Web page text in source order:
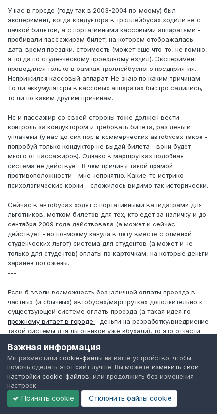
У нас в городе (году так в 2003-2004 по-моему) был
эксперимент, когда кондуктора в троллейбусах ходили не с
пачкой билетов, а с портативными кассовыми аппаратами -
пробивали пассажирам билет, на котором отображалась
дата-время поездки, стоимость (может еще что-то, не помню,
я тогда по студенческому проездному ездил). Эксперимент
проводился только в рамках троллейбусного предприятия.
Неприжился кассовый аппарат. Не знаю по каким причинам.
То ли аккумуляторы в кассовых аппаратах быстро садились,
то ли по каким другим причинам.
Но и пассажир со своей стороны тоже должен вести
контроль за кондуктором и требовать билета, раз деньги
уплачены (у нас до сих пор в коммерческих автобусах такое -
попробуй только кондуктор не выдай билета - вони будет
много от пассажиров). Однако в маршрутках подобная
система не действует. В чем причины такой прямой
противоположности - мне непонятно. Какие-то истрико-
психологические корни - сложилось видимо так исторически.
Сейчас в автобусах ходят с портативными валидатрами для
льготников, мотком билетов для тех, кто едет за наличку и до
сентября 2009 года действовала (а может и сейчас
действует - но по-моему канула в лету вместе с отменой
студенческих льгот) система для студентов (а может и не
только для студентов) оплаты по карточкам, на которые деньги
заранее положены.
---
Если б ввели возможность безналичной оплаты проезда в
частных (и обычных) автобусах/маршрутках дополнительно к
существующей системе оплаты проезда (а такая идея по
прежнему витает в городе - деньги на разработку/внедриение
такой системы для льготников уже вбухали), то это отчасти
кондукторов (в автобусах) и сделало бы перевозочный бизнес
более прозрачным (или транспарентным, как щас модно
говорить
). Последнее особенно касается маршрутчиков,
которые совсем никак ничего не учитывают и никаких данных
не предоставляют.
Изменено14 января, 2010пользователем BeetleJuice
Важная информация
Мы разместили cookie-файлы на ваше устройство, чтобы
помочь сделать этот сайт лучше. Вы можете изменить свои
настройки cookie-файлов, или продолжить без изменения
настроек.
Принять cookie Отклонить файлы сookie